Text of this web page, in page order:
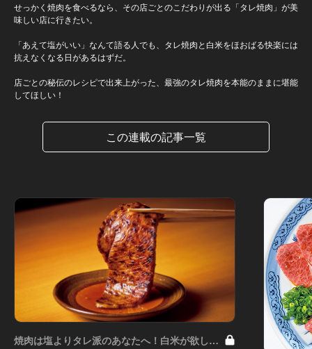
せっかく焼肉を食べるなら、その店ごとのこだわりが出る「タレ焼肉」が美
味しい店に行きたい。
「あえて塩がいい」なんて語る人でも、タレ焼肉と白米をほおばる快楽には
抗えなくなる日があるはずだ。
店ごとの秘伝のレシピで出来上がった、最強のタレ焼肉を本能のままに堪能
してほしい！
この連載の記事一覧
焼肉は塩よりタレ派のあなたへ！白米が欲しく